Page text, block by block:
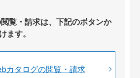
覧・請求は、下記のボタンか
ます。
カタログの閲覧・請求